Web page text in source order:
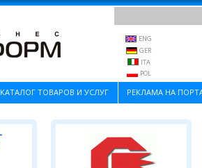
ENG
GER
ITA
POL
КАТАЛОГ ТОВАРОВ И УСЛУГ РЕКЛАМА НА